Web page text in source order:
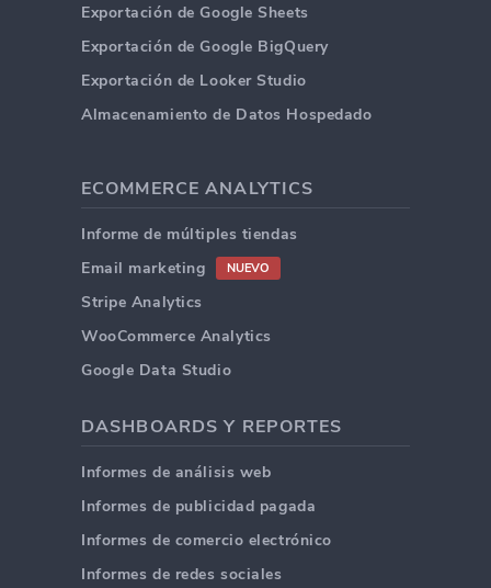
Exportación de Google Sheets
Exportación de Google BigQuery
Exportación de Looker Studio
Almacenamiento de Datos Hospedado
ECOMMERCE ANALYTICS
Informe de múltiples tiendas
Email marketing
NUEVO
Stripe Analytics
WooCommerce Analytics
Google Data Studio
DASHBOARDS Y REPORTES
Informes de análisis web
Informes de publicidad pagada
Informes de comercio electrónico
Informes de redes sociales